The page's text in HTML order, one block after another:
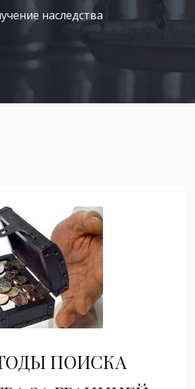
наследства
ПОИСКА